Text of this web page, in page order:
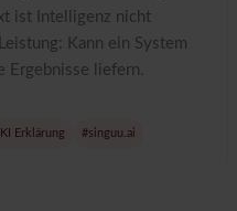
ist Intelligenz nicht
Kann ein System
Ergebnisse liefern.
Erklärung #singuu.ai